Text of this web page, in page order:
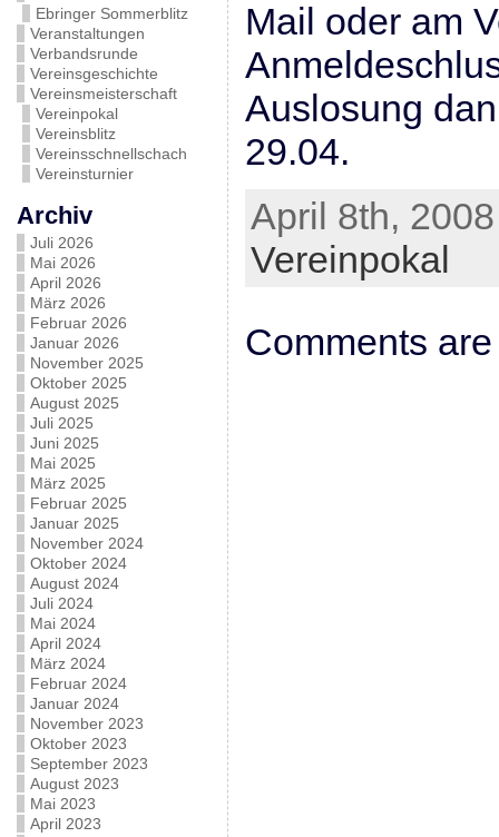
Ebringer Sommerblitz
Veranstaltungen
Verbandsrunde
Vereinsgeschichte
Vereinsmeisterschaft
Vereinpokal
Vereinsblitz
Vereinsschnellschach
Vereinsturnier
Archiv
Juli 2026
Mai 2026
April 2026
März 2026
Februar 2026
Januar 2026
November 2025
Oktober 2025
August 2025
Juli 2025
Juni 2025
Mai 2025
März 2025
Februar 2025
Januar 2025
November 2024
Oktober 2024
August 2024
Juli 2024
Mai 2024
April 2024
März 2024
Februar 2024
Januar 2024
November 2023
Oktober 2023
September 2023
August 2023
Mai 2023
April 2023
Mail oder am
Auslosung
29.04.
April 8th,
Vereinpokal
Comments